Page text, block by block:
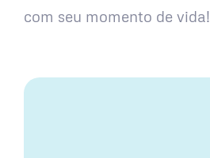
com seu momento de vida!